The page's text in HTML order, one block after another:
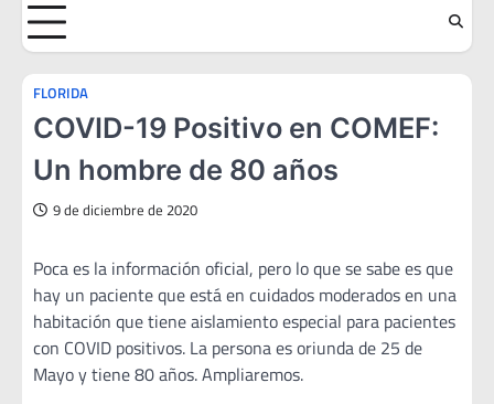
FLORIDA
COVID-19 Positivo en COMEF:
Un hombre de 80 años
9 de diciembre de 2020
Poca es la información oficial, pero lo que se sabe es que
hay un paciente que está en cuidados moderados en una
habitación que tiene aislamiento especial para pacientes
con COVID positivos. La persona es oriunda de 25 de
Mayo y tiene 80 años. Ampliaremos.